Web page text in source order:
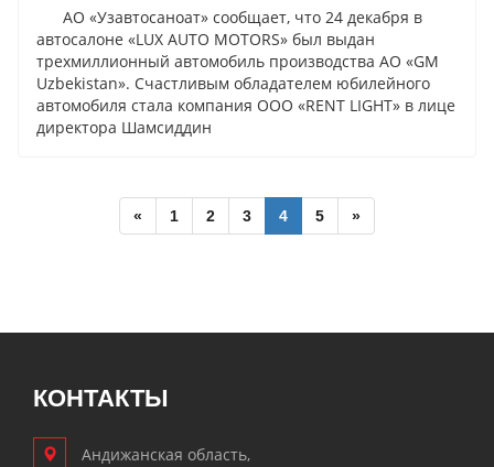
АО «Узавтосаноат» сообщает, что 24 декабря в
автосалоне «LUX AUTO MOTORS» был выдан
трехмиллионный автомобиль производства АО «GM
Uzbekistan». Счастливым обладателем юбилейного
автомобиля стала компания OOO «RENT LIGHT» в лице
директора Шамсиддин
« 1 2 3 4 5 »
КОНТАКТЫ
Андижанская область,